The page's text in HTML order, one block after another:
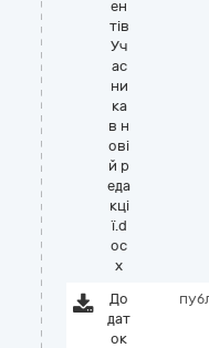
ен
тів
Уч
ас
ни
ка
в н
ові
й р
еда
кці
ї.d
oc
x
До
дат
ок